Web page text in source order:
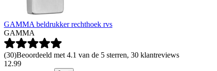
GAMMA beldrukker rechthoek rvs
GAMMA
(30)Beoordeeld met 4.1 van de 5 sterren, 30 klantreviews
12.99